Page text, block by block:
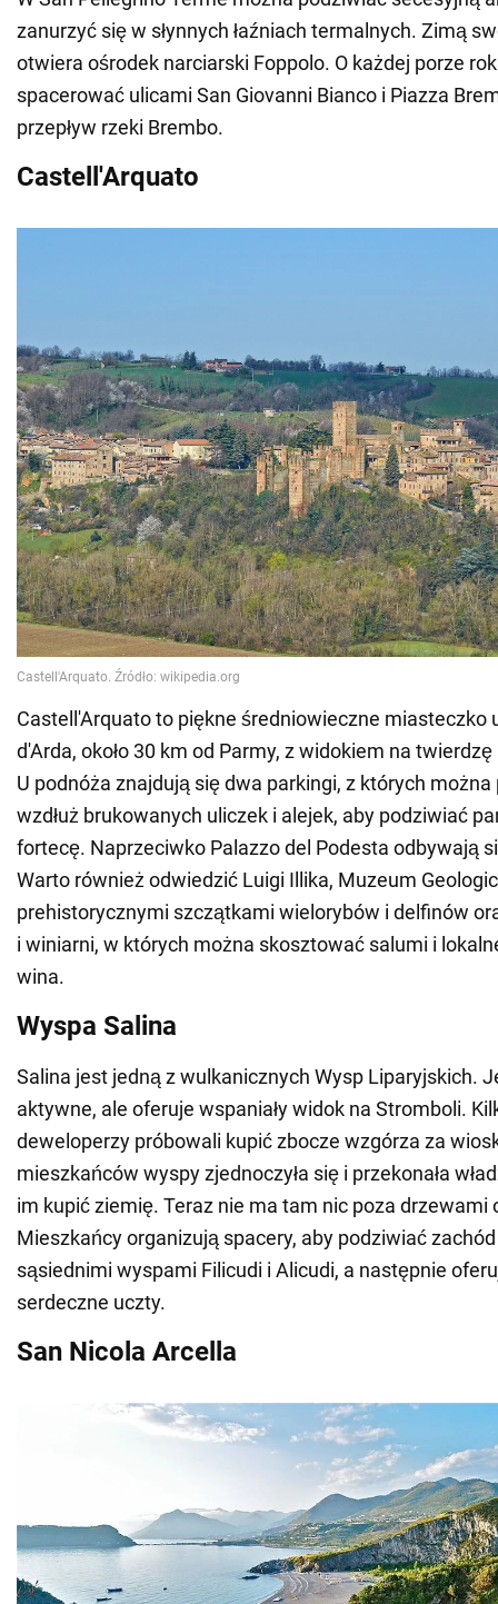
zanurzyć się w słynnych łaźniach termalnych. Zimą
otwiera ośrodek narciarski Foppolo. O każdej porze
spacerować ulicami San Giovanni Bianco i Piazza
przepływ rzeki Brembo.
Castell'Arquato
Castell'Arquato to piękne średniowieczne miasteczko
d'Arda, około 30 km od Parmy, z widokiem na
U podnóża znajdują się dwa parkingi, z których można
wzdłuż brukowanych uliczek i alejek, aby podziwiać
fortecę. Naprzeciwko Palazzo del Podesta odbywają
Warto również odwiedzić Luigi Illika, Muzeum
prehistorycznymi szczątkami wielorybów i delfinów
i winiarni, w których można skosztować salumi i
wina.
Wyspa Salina
Salina jest jedną z wulkanicznych Wysp Liparyjskich.
aktywne, ale oferuje wspaniały widok na Stromboli.
deweloperzy próbowali kupić zbocze wzgórza za
mieszkańców wyspy zjednoczyła się i przekonała
im kupić ziemię. Teraz nie ma tam nic poza drzewami
Mieszkańcy organizują spacery, aby podziwiać zachód
sąsiednimi wyspami Filicudi i Alicudi, a następnie
serdeczne uczty.
San Nicola Arcella